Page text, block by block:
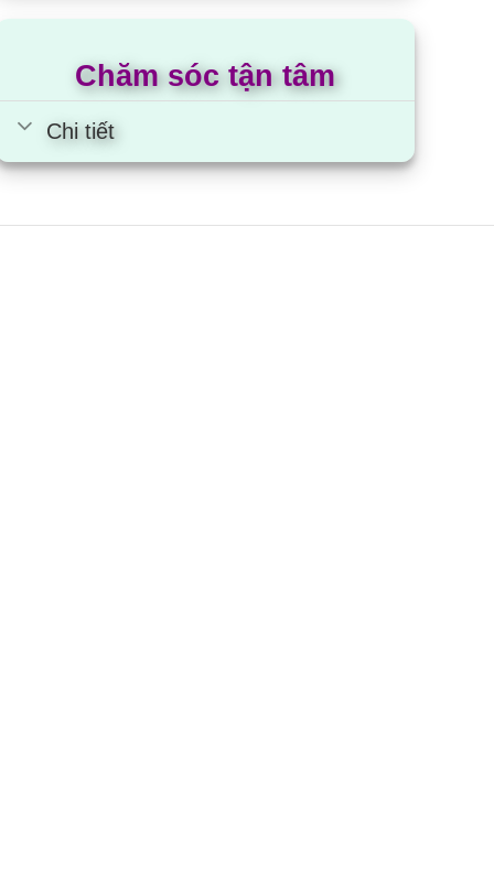
Chăm sóc tận tâm
Chi tiết